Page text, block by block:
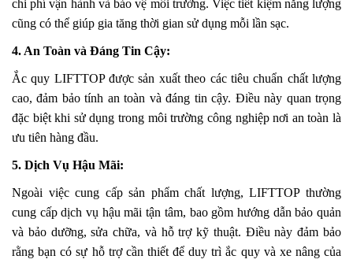
chi phí vận hành và bảo vệ môi trường. Việc tiết kiệm năng lượng
cũng có thể giúp gia tăng thời gian sử dụng mỗi lần sạc.
4. An Toàn và Đáng Tin Cậy:
Ắc quy LIFTTOP được sản xuất theo các tiêu chuẩn chất lượng
cao, đảm bảo tính an toàn và đáng tin cậy. Điều này quan trọng
đặc biệt khi sử dụng trong môi trường công nghiệp nơi an toàn là
ưu tiên hàng đầu.
5. Dịch Vụ Hậu Mãi:
Ngoài việc cung cấp sản phẩm chất lượng, LIFTTOP thường
cung cấp dịch vụ hậu mãi tận tâm, bao gồm hướng dẫn bảo quản
và bảo dưỡng, sửa chữa, và hỗ trợ kỹ thuật. Điều này đảm bảo
rằng bạn có sự hỗ trợ cần thiết để duy trì ắc quy và xe nâng của